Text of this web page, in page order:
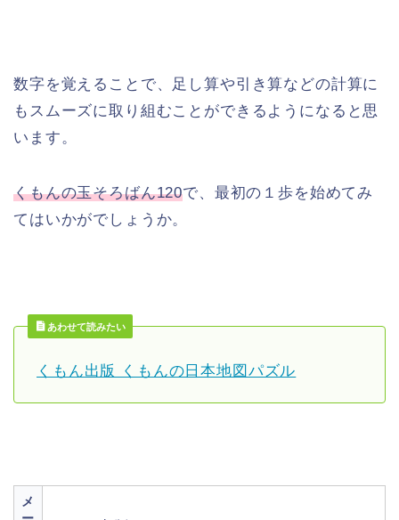
数字を覚えることで、足し算や引き算などの計算に
もスムーズに取り組むことができるようになると思
います。
くもんの玉そろばん120で、最初の１歩を始めてみ
てはいかがでしょうか。
あわせて読みたい
くもん出版 くもんの日本地図パズル
メ